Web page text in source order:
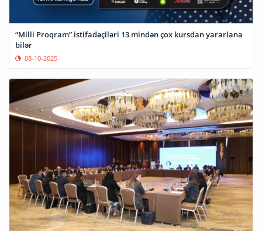
“Milli Proqram” istifadəçiləri 13 mindən çox kursdan yararlana
bilər
08-10-2025